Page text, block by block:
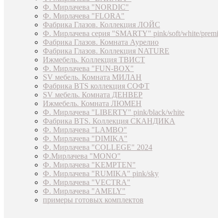
Ф. Мирлачева "NORDIC"
Ф. Мирлачева "FLORA"
Фабрика Глазов. Коллекция ЛОЙС
Ф. Мирлачева серия "SMARTY" pink/soft/white/
Фабрика Глазов. Комната Аурелио
Фабрика Глазов. Коллекция NATURE
Ижмебель. Коллекция ТВИСТ
Ф. Мирлачева "FUN-BOX"
SV мебель. Комната МИЛАН
Фабрика BTS коллекция СОФТ
SV мебель. Комната ДЕНВЕР
Ижмебель. Комната ЛЮМЕН
Ф. Мирлачева "LIBERTY" pink/black/white
Фабрика BTS. Коллекция СКАНДИКА
Ф. Мирлачева "LAMBO"
Ф. Мирлачева "DIMIKA"
Ф. Мирлачева "COLLEGE" 2024
Ф.Мирлачева "MONO"
Ф. Мирлачева "KEMPTEN"
Ф. Мирлачева "RUMIKA" pink/sky
Ф. Мирлачева "VECTRA"
Ф. Мирлачева "AMELY"
примеры готовых комплектов